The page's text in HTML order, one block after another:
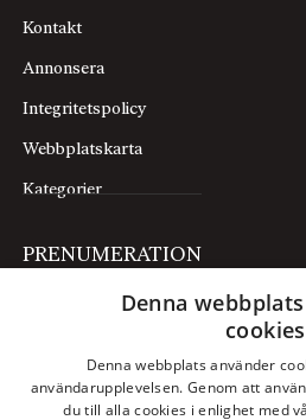
Kontakt
Annonsera
Integritetspolicy
Webbplatskarta
Kategorier
PRENUMERATION
FÖLJ OSS
Denna
cookies
Denna webbplats använder
användarupplevelsen. Genom att
du till alla cookies i enlighet med